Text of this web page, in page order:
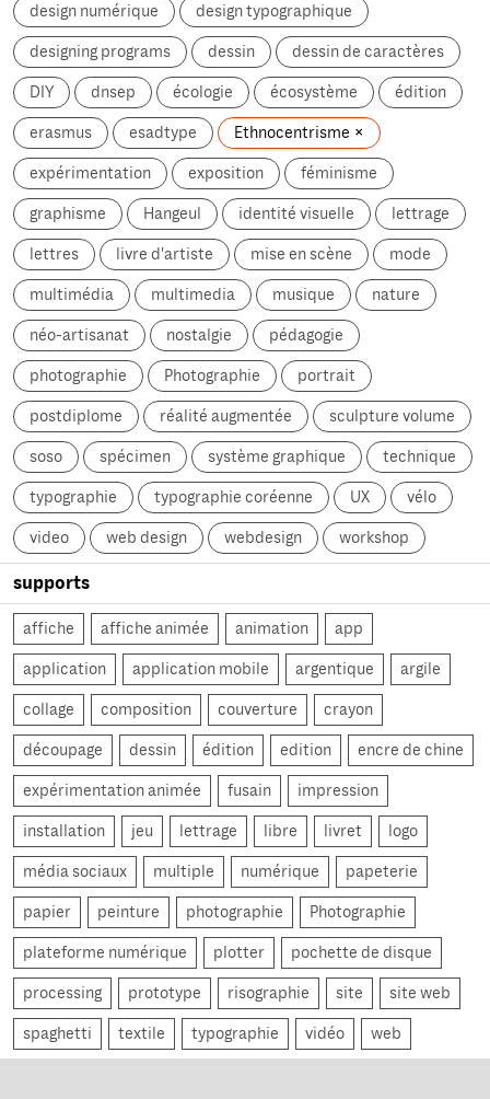
design numérique design typographique
designing programs dessin dessin de caractères
DIY dnsep écologie écosystème édition
erasmus esadtype Ethnocentrisme
expérimentation exposition féminisme
graphisme Hangeul identité visuelle lettrage
lettres livre d'artiste mise en scène mode
multimédia multimedia musique nature
néo-artisanat nostalgie pédagogie
photographie Photographie portrait
postdiplome réalité augmentée sculpture volume
soso spécimen système graphique technique
typographie typographie coréenne UX vélo
video web design webdesign workshop
supports
affiche affiche animée animation app
application application mobile argentique argile
collage composition couverture crayon
découpage dessin édition edition encre de chine
expérimentation animée fusain impression
installation jeu lettrage libre livret logo
média sociaux multiple numérique papeterie
papier peinture photographie Photographie
plateforme numérique plotter pochette de disque
processing prototype risographie site site web
spaghetti textile typographie vidéo web